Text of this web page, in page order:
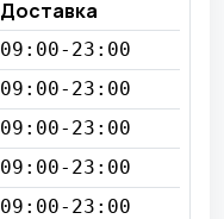
Доставка
09:00-23:00
09:00-23:00
09:00-23:00
09:00-23:00
09:00-23:00